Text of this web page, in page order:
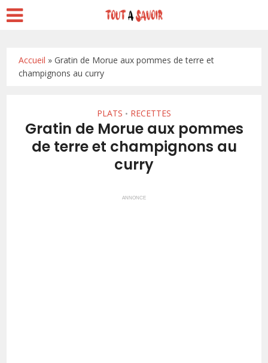
Accueil »Gratin de Morue aux pommes de terre et
champignons au curry
PLATS • RECETTES
Gratin de Morue aux pommes
de terre et champignons au
curry
ANNONCE